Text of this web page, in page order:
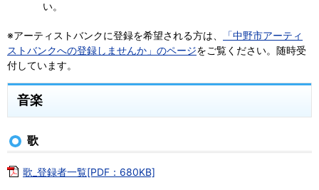
い。
※アーティストバンクに登録を希望される方は、
「中野市アーティ
ストバンクへの登録しませんか」のページをご覧ください。随時受
付しています。
音楽
歌
歌_登録者一覧[PDF：680KB]